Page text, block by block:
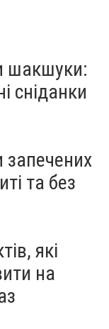
шакшуки:
сніданки
запечених
та без
які
на